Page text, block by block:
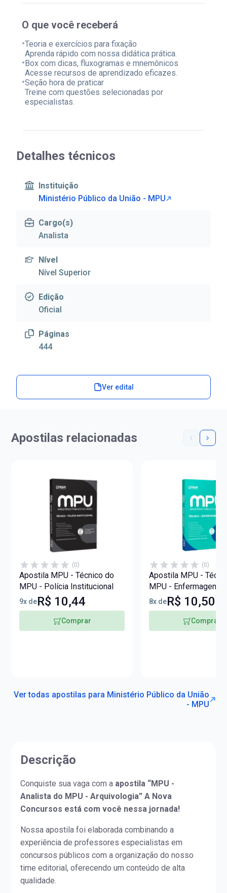
O que você receberá
•Teoria e exercícios para fixação
Aprenda rápido com nossa didática prática.
•Box com dicas, fluxogramas e mnemônicos
Acesse recursos de aprendizado eficazes.
•Seção hora de praticar
Treine com questões selecionadas por
especialistas.
Detalhes técnicos
Instituição
Ministério Público da União - MPU
Cargo(s)
Analista
Nível
Nível Superior
Edição
Oficial
Páginas
444
Ver edital
Apostilas relacionadas
(0)
Apostila MPU - Técnico do
MPU - Polícia Institucional
9x deR$ 10,44
Comprar
(0)
Apostila MPU -
MPU - Enfermagem
8x deR$ 10,50
Comprar
Ver todas apostilas para Ministério Público da União
- MPU
Descrição
Conquiste sua vaga com a apostila “MPU -
Analista do MPU - Arquivologia” A Nova
Concursos está com você nessa jornada!
Nossa apostila foi elaborada combinando a
experiência de professores especialistas em
concursos públicos com a organização do nosso
time editorial, oferecendo um conteúdo de alta
qualidade.